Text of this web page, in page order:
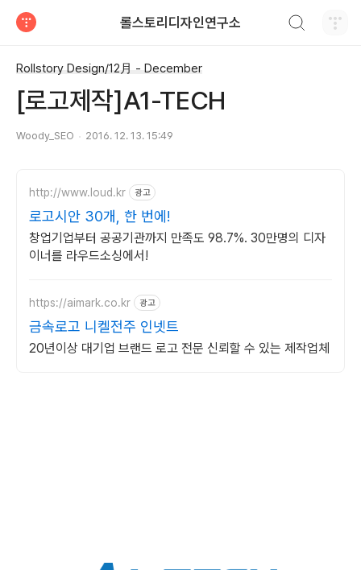
롤스토리디자인연구소
Rollstory Design/12月 - December
[로고제작]A1-TECH
Woody_SEO 2016. 12. 13. 15:49
http://www.loud.kr 광고
로고시안 30개, 한 번에!
창업기업부터 공공기관까지 만족도 98.7%. 30만명의 디자
이너를 라우드소싱에서!
https://aimark.co.kr 광고
금속로고 니켈전주 인넷트
20년이상 대기업 브랜드 로고 전문 신뢰할 수 있는 제작업체